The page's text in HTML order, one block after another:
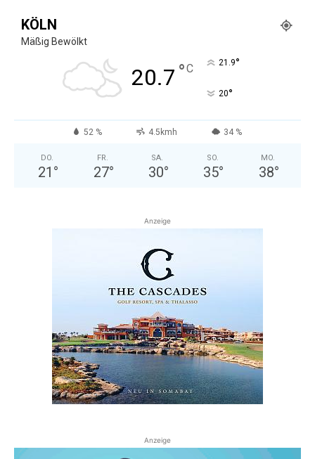
KÖLN
Mäßig Bewölkt
20.7 °C 21.9°
20°
52 % 4.5kmh 34 %
DO.
21 °
FR.
27°
SA.
30°
SO.
35°
MO.
38°
Anzeige
Anzeige